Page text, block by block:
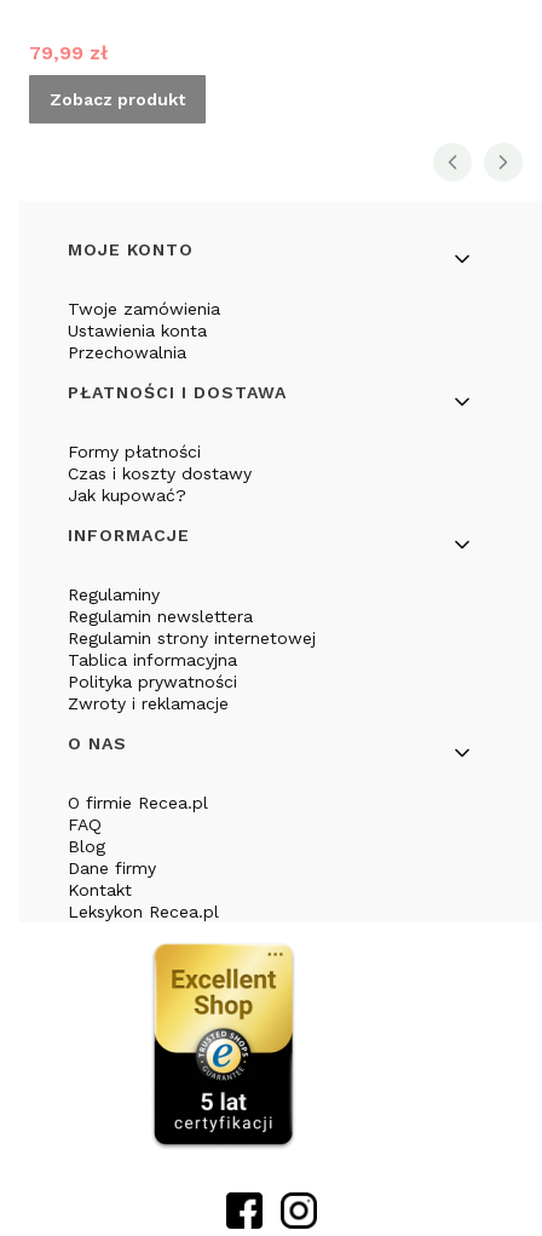
Cena promocyjna
79,99 zł
Zobacz produkt
Linki w stopce
MOJE KONTO
Twoje zamówienia
Ustawienia konta
Przechowalnia
PŁATNOŚCI I DOSTAWA
Formy płatności
Czas i koszty dostawy
Jak kupować?
INFORMACJE
Regulaminy
Regulamin newslettera
Regulamin strony internetowej
Tablica informacyjna
Polityka prywatności
Zwroty i reklamacje
O NAS
O firmie Recea.pl
FAQ
Blog
Dane firmy
Kontakt
Leksykon Recea.pl